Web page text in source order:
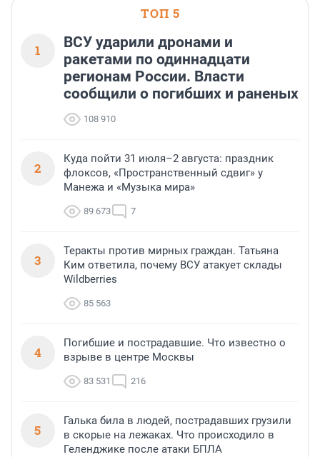
ТОП 5
1
ВСУ ударили дронами и
ракетами по одиннадцати
регионам России. Власти
сообщили о погибших и раненых
108 910
2
Куда пойти 31 июля–2 августа: праздник
флоксов, «Пространственный сдвиг» у
Манежа и «Музыка мира»
89 673 7
3
Теракты против мирных граждан. Татьяна
Ким ответила, почему ВСУ атакует склады
Wildberries
85 563
4
Погибшие и пострадавшие. Что известно о
взрыве в центре Москвы
83 531 216
5
Галька била в людей, пострадавших грузили
в скорые на лежаках. Что происходило в
Геленджике после атаки БПЛА